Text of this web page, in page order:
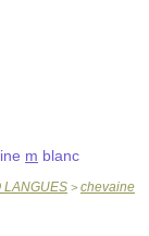
m blanc
LANGUES > chevaine